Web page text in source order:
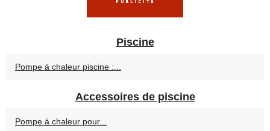
Piscine
Pompe à chaleur piscine :...
Accessoires de piscine
Pompe à chaleur pour...